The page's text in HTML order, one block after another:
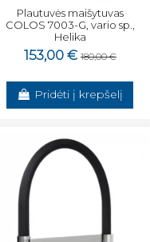
Plautuvės maišytuvas
COLOS 7003-G, vario sp.,
Helika
153,00 € 180,00 €
Pridėti į krepšelį